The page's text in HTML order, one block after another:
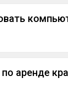
аренде